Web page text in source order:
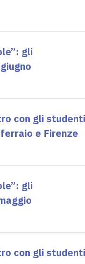
gli
con gli studenti
e Firenze
gli
con gli studenti